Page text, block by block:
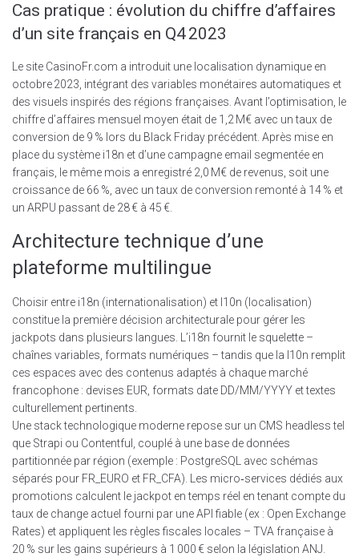
Cas pratique : évolution du chiffre d’affaires
d’un site français en Q4 2023
Le site CasinoFr.com a introduit une localisation dynamique en
octobre 2023, intégrant des variables monétaires automatiques et
des visuels inspirés des régions françaises. Avant l’optimisation, le
chiffre d’affaires mensuel moyen était de 1,2 M€ avec un taux de
conversion de 9 % lors du Black Friday précédent. Après mise en
place du système i18n et d’une campagne email segmentée en
français, le même mois a enregistré 2,0 M€ de revenus, soit une
croissance de 66 %, avec un taux de conversion remonté à 14 % et
un ARPU passant de 28 € à 45 €.
Architecture technique d’une
plateforme multilingue
Choisir entre i18n (internationalisation) et l10n (localisation)
constitue la première décision architecturale pour gérer les
jackpots dans plusieurs langues. L’i18n fournit le squelette –
chaînes variables, formats numériques – tandis que la l10n remplit
ces espaces avec des contenus adaptés à chaque marché
francophone : devises EUR, formats date DD/MM/YYYY et textes
culturellement pertinents.
Une stack technologique moderne repose sur un CMS headless tel
que Strapi ou Contentful, couplé à une base de données
partitionnée par région (exemple : PostgreSQL avec schémas
séparés pour FR_EURO et FR_CFA). Les micro‑services dédiés aux
promotions calculent le jackpot en temps réel en tenant compte du
taux de change actuel fourni par une API fiable (ex : Open Exchange
Rates) et appliquent les règles fiscales locales – TVA française à
20 % sur les gains supérieurs à 1 000 € selon la législation ANJ.